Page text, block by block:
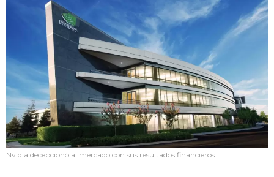
Nvidia decepcionó al mercado con sus resultados financieros.